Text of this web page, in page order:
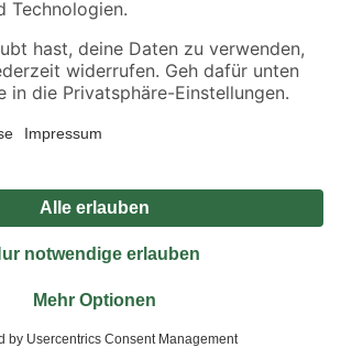
gesetzl. MwSt.. Die dargestellten Angebote sind unter
verfügbar. Die angegebenen Verfügbarkeiten beziehen
reicht.
gilt nicht für Artikel mit Speditionsversand, hier
Impressum
Widerrufsrecht
Vertrag widerrufen
GmbH